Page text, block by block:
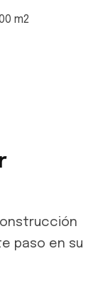
m2
paso en su